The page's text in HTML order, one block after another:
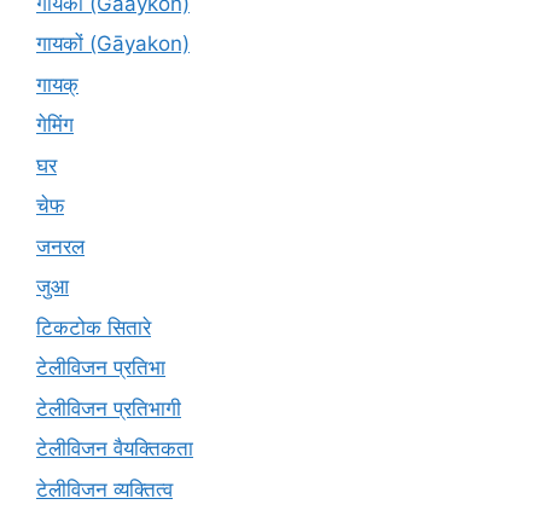
गायकों (Gāyakon)
गायक्
गेमिंग
घर
चेफ
जनरल
जुआ
टिकटोक सितारे
टेलीविजन प्रतिभा
टेलीविजन प्रतिभागी
टेलीविजन वैयक्तिकता
टेलीविजन व्यक्तित्व